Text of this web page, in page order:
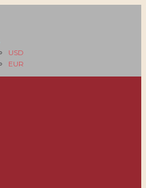
USD
EUR